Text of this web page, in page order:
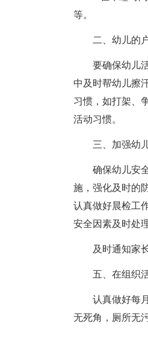
等。
二、幼儿的
要确保幼儿
中及时帮幼儿擦
习惯，如打架、
活动习惯。
三、加强幼
确保幼儿安
施，强化及时的
认真做好晨检工
安全因素及时处
及时通知家
五、在组织
认真做好每
无死角，厕所无